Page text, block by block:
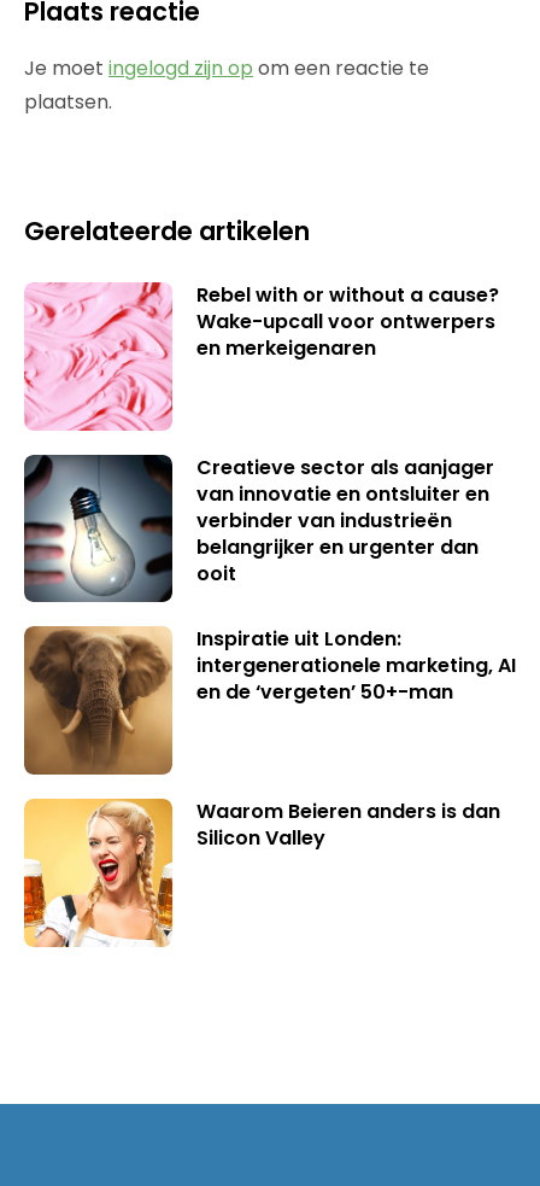
Plaats reactie
Je moet ingelogd zijn op om een reactie te
plaatsen.
Gerelateerde artikelen
Rebel with or without a cause?
Wake-upcall voor ontwerpers
en merkeigenaren
Creatieve sector als aanjager
van innovatie en ontsluiter en
verbinder van industrieën
belangrijker en urgenter dan
ooit
Inspiratie uit Londen:
intergenerationele marketing, AI
en de ‘vergeten’ 50+-man
Waarom Beieren anders is dan
Silicon Valley